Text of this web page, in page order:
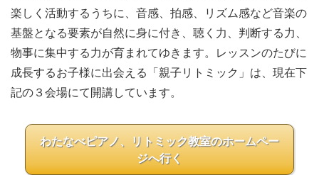
楽しく活動するうちに、音感、拍感、リズム感など音楽の
基盤となる要素が自然に身に付き、聴く力、判断する力、
物事に集中する力が育まれてゆきます。レッスンのたびに
成長するお子様に出会える「親子リトミック」は、現在下
記の３会場にて開講しています。
わたなべピアノ、リトミック教室のホームペー
ジへ行く